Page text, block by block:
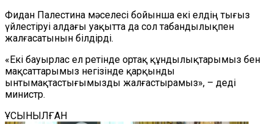
Фидан Палестина мәселесі бойынша екі елдің тығыз
үйлестіруі алдағы уақытта да сол табандылықпен
жалғасатынын білдірді.
«Екі бауырлас ел ретінде ортақ құндылықтарымыз бен
мақсаттарымыз негізінде қарқынды
ынтымақтастығымызды жалғастырамыз», – деді
министр.
ҰСЫНЫЛҒАН